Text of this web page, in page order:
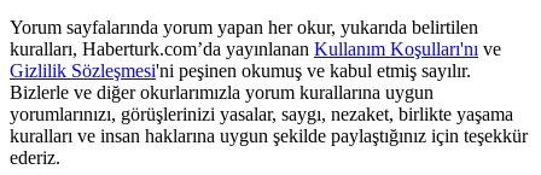
Yorum sayfalarında yorum yapan her okur, yukarıda belirtilen
kuralları, Haberturk.com’da yayınlanan Kullanım Koşulları'nı ve
Gizlilik Sözleşmesi'ni peşinen okumuş ve kabul etmiş sayılır.
Bizlerle ve diğer okurlarımızla yorum kurallarına uygun
yorumlarınızı, görüşlerinizi yasalar, saygı, nezaket, birlikte yaşama
kuralları ve insan haklarına uygun şekilde paylaştığınız için teşekkür
ederiz.